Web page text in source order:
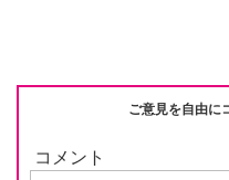
ご意見を自由に